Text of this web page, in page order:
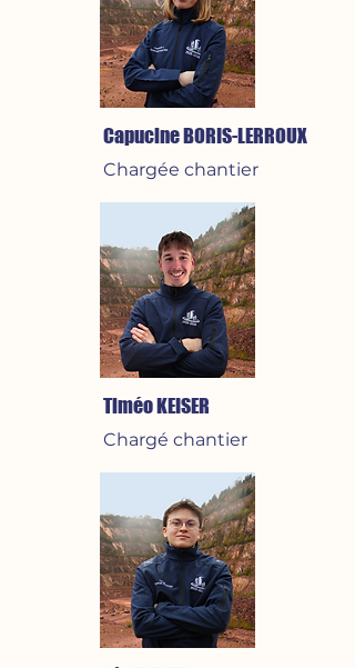
Capucine BORIS-LERROUX
Chargée chantier
Timéo KEISER
Chargé chantier